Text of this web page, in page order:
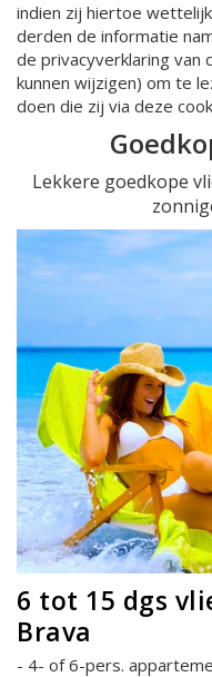
indien zij hiertoe
derden de informatie
de privacyverklaring van
kunnen wijzigen) om te
doen die zij via deze
Lekkere goedkope
6 tot 15 dgs
Brava
4- of 6-pers.